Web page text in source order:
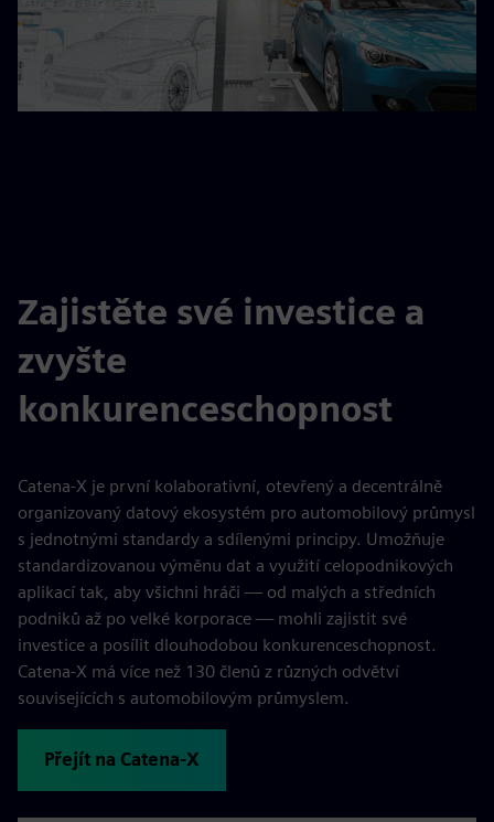
Zajistěte své investice a
zvyšte
konkurenceschopnost
Catena-X je první kolaborativní, otevřený a decentrálně
organizovaný datový ekosystém pro automobilový průmysl
s jednotnými standardy a sdílenými principy. Umožňuje
standardizovanou výměnu dat a využití celopodnikových
aplikací tak, aby všichni hráči — od malých a středních
podniků až po velké korporace — mohli zajistit své
investice a posílit dlouhodobou konkurenceschopnost.
Catena-X má více než 130 členů z různých odvětví
souvisejících s automobilovým průmyslem.
Přejít na Catena-X